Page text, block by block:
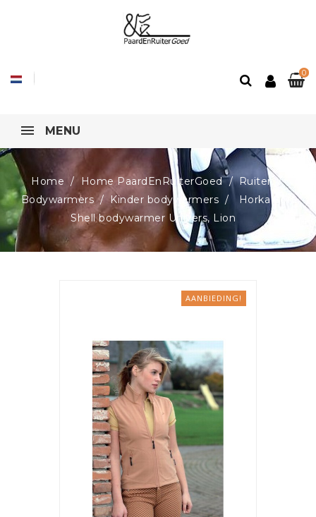
0
MENU
Home Home PaardEnRuiterGoed
Ruiter
Bodywarmers
Kinder bodywarmers
Horka Soft
Shell bodywarmer Univers, Lion
AANBIEDING!